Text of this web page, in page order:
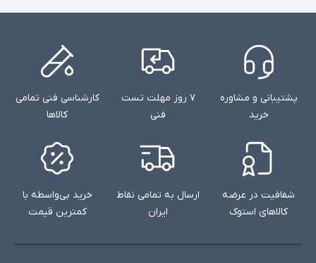
پشتیبانی و مشاوره
خرید
۷ روز مهلت تست
فنی
کارشناسی فنی تمامی
کالاها
شفافیت در عرضه
کالاهای استوک
ارسال به تمامی نقاط
ایران
خرید بی‌واسطه با
کمترین قیمت